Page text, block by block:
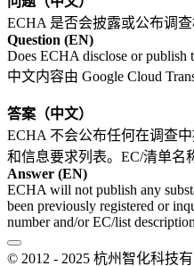
ECHA 是否会披露或公布调查
Question (EN)
Does ECHA disclose or publish
中文内容由 Google Cloud
答案（中文）
ECHA 不会公布任何在调查
和信息要求列表。EC/清单名
Answer (EN)
ECHA will not publish any
been previously registered or
number and/or EC/list
© 2012 - 2025 杭州智化科技